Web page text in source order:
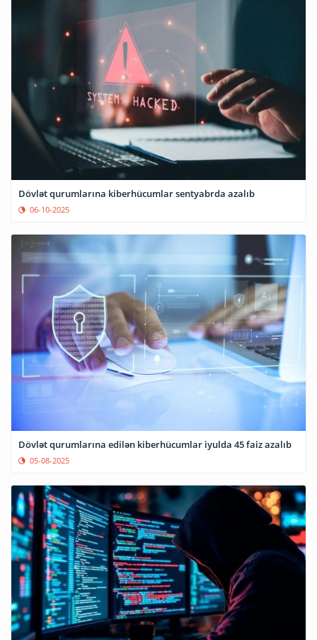
Dövlət qurumlarına kiberhücumlar sentyabrda azalıb
06-10-2025
Dövlət qurumlarına edilən kiberhücumlar iyulda 45 faiz azalıb
05-08-2025